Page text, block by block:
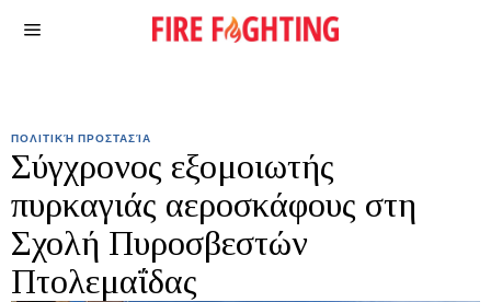
ΠΟΛΙΤΙΚΉ ΠΡΟΣΤΑΣΊΑ
Σύγχρονος εξομοιωτής
πυρκαγιάς αεροσκάφους στη
Σχολή Πυροσβεστών
Πτολεμαΐδας